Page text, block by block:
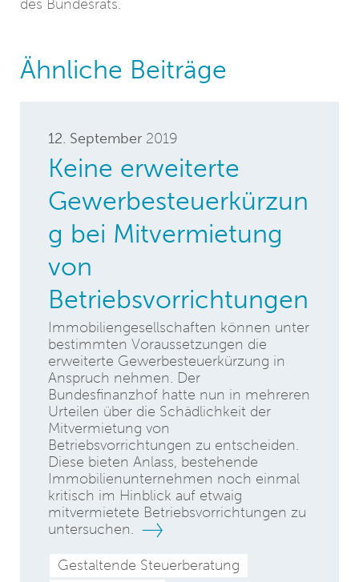
des Bundesrats.
Ähnliche Beiträge
12. September 2019
Keine erweiterte
Gewerbesteuerkürzun
g bei Mitvermietung
von
Betriebsvorrichtungen
Immobiliengesellschaften können unter
bestimmten Voraussetzungen die
erweiterte Gewerbesteuerkürzung in
Anspruch nehmen. Der
Bundesfinanzhof hatte nun in mehreren
Urteilen über die Schädlichkeit der
Mitvermietung von
Betriebsvorrichtungen zu entscheiden.
Diese bieten Anlass, bestehende
Immobilienunternehmen noch einmal
kritisch im Hinblick auf etwaig
mitvermietete Betriebsvorrichtungen zu
untersuchen.
Gestaltende Steuerberatung